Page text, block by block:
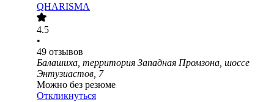
QHARISMA
4.5
•
49 отзывов
Балашиха, территория Западная Промзона, шоссе
Энтузиастов, 7
Можно без резюме
Откликнуться